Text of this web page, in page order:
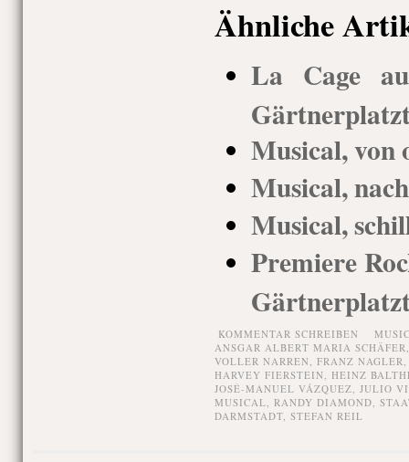
Ähnliche
La Cage
Musical, von
Musical,
Musical,
Premiere
KOMMENTAR SCHREIBEN
ANSGAR ALBERT MARIA SCHÄFER
VOLLER NARREN, FRANZ NAGLER
HARVEY FIERSTEIN, HEINZ
JOSÉ-MANUEL VÁZQUEZ, JULIO
MUSICAL, RANDY DIAMOND,
DARMSTADT, STEFAN REIL